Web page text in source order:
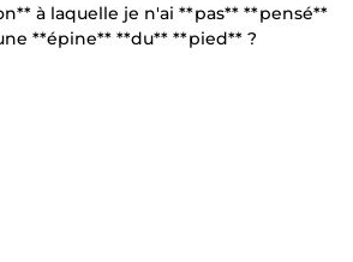
à laquelle je n'ai **pas** **pensé**
**épine** **du** **pied** ?